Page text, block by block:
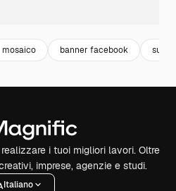
mosaico banner facebook suono
i tuoi migliori lavori. Oltre
imprese, agenzie e studi.
Italiano